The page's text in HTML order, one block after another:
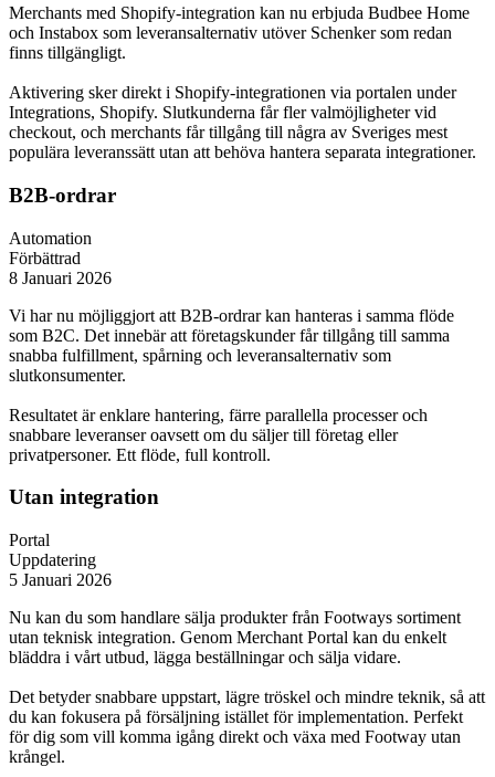
Merchants med Shopify-integration kan nu erbjuda Budbee Home
och Instabox som leveransalternativ utöver Schenker som redan
finns tillgängligt.
Aktivering sker direkt i Shopify-integrationen via portalen under
Integrations, Shopify. Slutkunderna får fler valmöjligheter vid
checkout, och merchants får tillgång till några av Sveriges mest
populära leveranssätt utan att behöva hantera separata integrationer.
B2B-ordrar
Automation
Förbättrad
8 Januari 2026
Vi har nu möjliggjort att B2B-ordrar kan hanteras i samma flöde
som B2C. Det innebär att företagskunder får tillgång till samma
snabba fulfillment, spårning och leveransalternativ som
slutkonsumenter.
Resultatet är enklare hantering, färre parallella processer och
snabbare leveranser oavsett om du säljer till företag eller
privatpersoner. Ett flöde, full kontroll.
Utan integration
Portal
Uppdatering
5 Januari 2026
Nu kan du som handlare sälja produkter från Footways sortiment
utan teknisk integration. Genom Merchant Portal kan du enkelt
bläddra i vårt utbud, lägga beställningar och sälja vidare.
Det betyder snabbare uppstart, lägre tröskel och mindre teknik, så att
du kan fokusera på försäljning istället för implementation. Perfekt
för dig som vill komma igång direkt och växa med Footway utan
krångel.